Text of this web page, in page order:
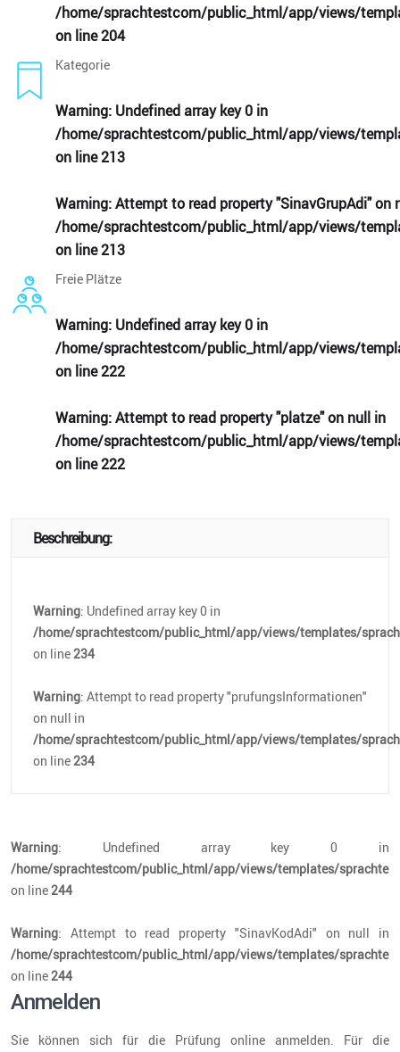
/home/sprachtestcom/public_html/app/views/
on line204
Kategorie
Warning: Undefined array key 0 in
/home/sprachtestcom/public_html/app/views/
on line213
Warning: Attempt to read property "SinavGrupAdi" on
/home/sprachtestcom/public_html/app/views/
on line213
Freie Plätze
Warning: Undefined array key 0 in
/home/sprachtestcom/public_html/app/views/
on line222
Warning: Attempt to read property "platze" on null in
/home/sprachtestcom/public_html/app/views/
on line222
Beschreibung:
Warning: Undefined array key 0 in
/home/sprachtestcom/public_html/app/views/templates/
on line234
Warning: Attempt to read property "prufungsInformationen"
on null in
/home/sprachtestcom/public_html/app/views/templates/
on line234
Warning: Undefined array key 0 in
/home/sprachtestcom/public_html/app/views/templates/
on line244
Warning: Attempt to read property "SinavKodAdi" on null in
/home/sprachtestcom/public_html/app/views/templates/
on line244
Anmelden
Sie können sich für die Prüfung online anmelden. Für die